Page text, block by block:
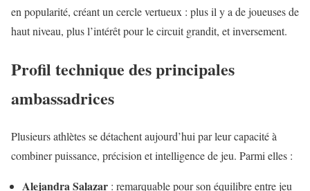
en popularité, créant un cercle vertueux : plus il y a de joueuses de
haut niveau, plus l’intérêt pour le circuit grandit, et inversement.
Profil technique des principales
ambassadrices
Plusieurs athlètes se détachent aujourd’hui par leur capacité à
combiner puissance, précision et intelligence de jeu. Parmi elles :
Alejandra Salazar : remarquable pour son équilibre entre jeu